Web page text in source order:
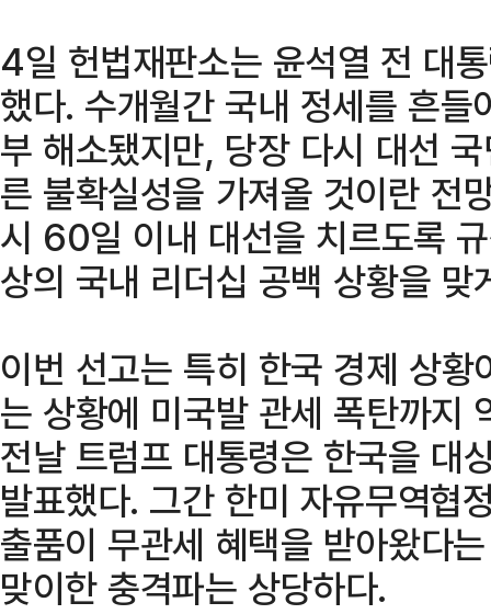
4일 헌법재판소는 윤석열 전 대
했다. 수개월간 국내 정세를 흔
부 해소됐지만, 당장 다시 대선
른 불확실성을 가져올 것이란 전
시 60일 이내 대선을 치르도록
상의 국내 리더십 공백 상황을 맞
이번 선고는 특히 한국 경제 상
는 상황에 미국발 관세 폭탄까지
전날 트럼프 대통령은 한국을 대
발표했다. 그간 한미 자유무역협
출품이 무관세 혜택을 받아왔다
맞이한 충격파는 상당하다.